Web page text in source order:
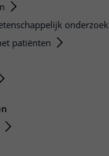
onderzoek
patiënten